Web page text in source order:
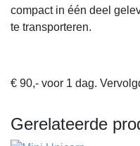
compact in één deel
te transporteren.
€ 90,- voor 1 dag.
Gerelateerde